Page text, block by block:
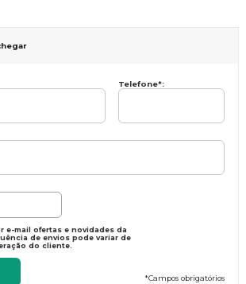
Telefone*:
e-mail ofertas e novidades da
de envios pode variar de
do cliente.
*Campos obrigatórios